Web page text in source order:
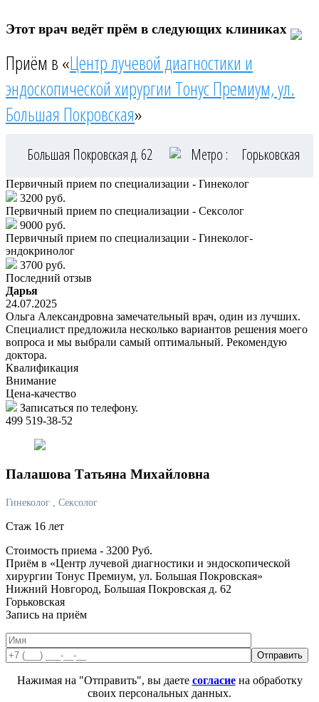
Этот врач ведёт прём в следующих клиниках
Приём в «Центр лучевой диагностики и
эндоскопической хирургии Тонус Премиум, ул.
Большая Покровская»
Большая Покровская д. 62 Метро : Горьковская
Первичный прием по специализации - Гинеколог
3200 руб.
Первичный прием по специализации - Сексолог
9000 руб.
Первичный прием по специализации - Гинеколог-
эндокринолог
3700 руб.
Последний отзыв
Дарья
24.07.2025
Ольга Александровна замечательный врач, один из лучших.
Специалист предложила несколько вариантов решения моего
вопроса и мы выбрали самый оптимальный. Рекомендую
доктора.
Квалификация
Внимание
Цена-качество
Записаться по телефону.
499 519-38-52
Палашова Татьяна Михайловна
Гинеколог , Сексолог
Стаж 16 лет
Стоимость приема - 3200 Руб.
Приём в «Центр лучевой диагностики и эндоскопической
хирургии Тонус Премиум, ул. Большая Покровская»
Нижний Новгород, Большая Покровская д. 62
Горьковская
Запись на приём
Нажимая на "Отправить", вы даете согласиена обработку
своих персональных данных.